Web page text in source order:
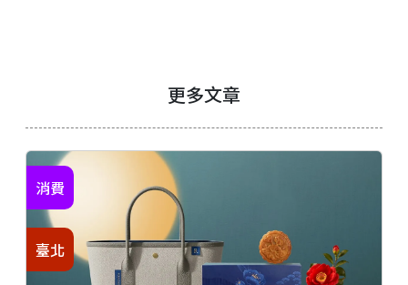
更多文章
消費
臺北